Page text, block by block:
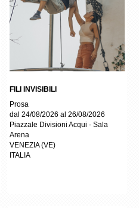
FILI INVISIBILI
Prosa
dal 24/08/2026 al 26/08/2026
Piazzale Divisioni Acqui - Sala
Arena
VENEZIA(VE)
ITALIA